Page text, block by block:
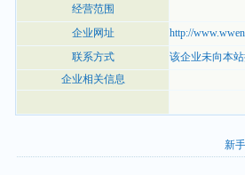
经营范围
企业网址
http://
联系方式
该企业未向本
企业相关信息
新